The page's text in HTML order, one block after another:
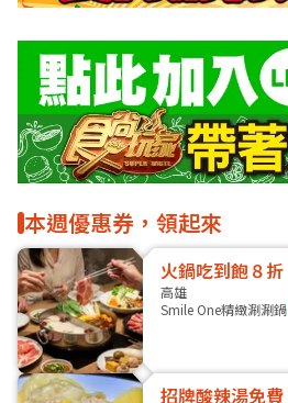
本週優惠券，領起來
火鍋吃到飽８折
高雄
Smile One精緻涮涮鍋
招牌酸辣湯免費